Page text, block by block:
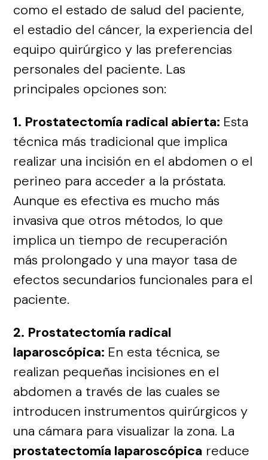
como el estado de salud del paciente,
el estadio del cáncer, la experiencia del
equipo quirúrgico y las preferencias
personales del paciente. Las
principales opciones son:
1. Prostatectomía radical abierta: Esta
técnica más tradicional que implica
realizar una incisión en el abdomen o el
perineo para acceder a la próstata.
Aunque es efectiva es mucho más
invasiva que otros métodos, lo que
implica un tiempo de recuperación
más prolongado y una mayor tasa de
efectos secundarios funcionales para el
paciente.
2. Prostatectomía radical
laparoscópica: En esta técnica, se
realizan pequeñas incisiones en el
abdomen a través de las cuales se
introducen instrumentos quirúrgicos y
una cámara para visualizar la zona. La
prostatectomía laparoscópica reduce